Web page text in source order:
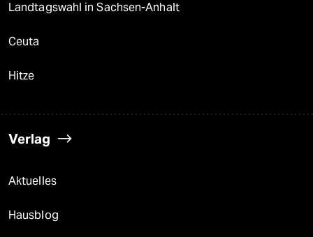
Landtagswahl in Sachsen-Anhalt
Ceuta
Hitze
Verlag
Aktuelles
Hausblog